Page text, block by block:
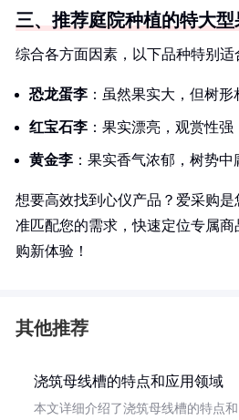
三、推荐庭院种植的特大型
综合各方面因素，以下品种特别适
恐龙蛋李 ：虽然果实大，但树
红宝石李 ：果实漂亮，观赏性
黄金李 ：果实香气浓郁，树势
想要高效找到心仪产品？爱采购
准匹配您的需求，快速定位专属
购新体验！
其他推荐
浇筑母线槽的特点和应用领域
本文详细介绍了浇筑母线槽的特点和